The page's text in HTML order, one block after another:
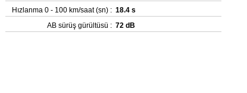
Hızlanma 0 - 100 km/saat (sn) : 18.4 s
AB sürüş gürültüsü : 72 dB